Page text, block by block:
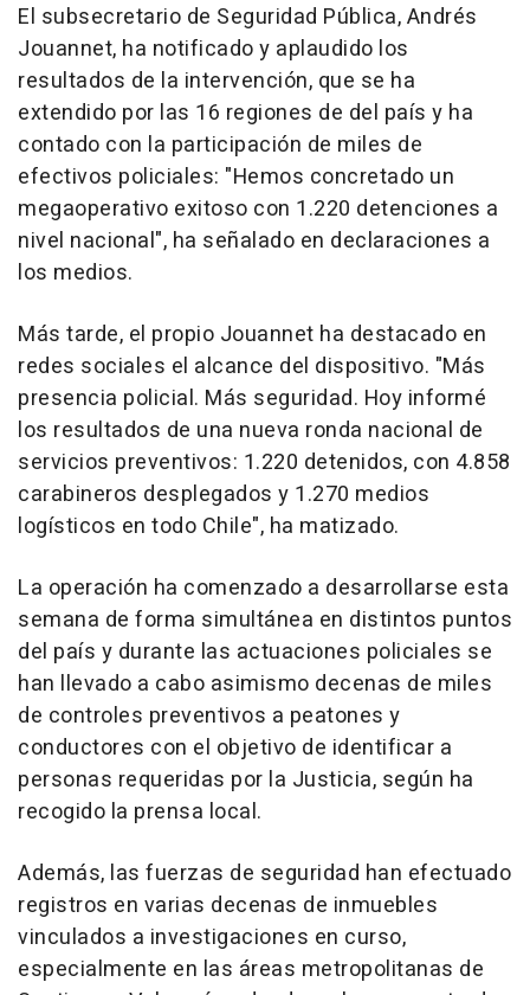
El subsecretario de Seguridad Pública, Andrés
Jouannet, ha notificado y aplaudido los
resultados de la intervención, que se ha
extendido por las 16 regiones de del país y ha
contado con la participación de miles de
efectivos policiales: "Hemos concretado un
megaoperativo exitoso con 1.220 detenciones a
nivel nacional", ha señalado en declaraciones a
los medios.
Más tarde, el propio Jouannet ha destacado en
redes sociales el alcance del dispositivo. "Más
presencia policial. Más seguridad. Hoy informé
los resultados de una nueva ronda nacional de
servicios preventivos: 1.220 detenidos, con 4.858
carabineros desplegados y 1.270 medios
logísticos en todo Chile", ha matizado.
La operación ha comenzado a desarrollarse esta
semana de forma simultánea en distintos puntos
del país y durante las actuaciones policiales se
han llevado a cabo asimismo decenas de miles
de controles preventivos a peatones y
conductores con el objetivo de identificar a
personas requeridas por la Justicia, según ha
recogido la prensa local.
Además, las fuerzas de seguridad han efectuado
registros en varias decenas de inmuebles
vinculados a investigaciones en curso,
especialmente en las áreas metropolitanas de